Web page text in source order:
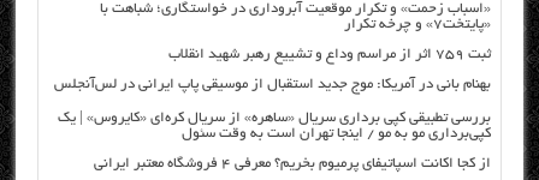
«اسباب زحمت» و تکرار موقعیت آبروداری در خواستگاری؛ شباهت با
«پایتخت۷» و چرخه تکرار
ثبت ۷۵۹ اثر از مراسم وداع و تشییع رهبر شهید انقلاب
بهنام بانی در آمریکا: موج جدید استقبال از موسیقی پاپ ایرانی در لس‌آنجلس
بررسی تطبیقی کپی برداری سریال «ساهره» از سریال کره‌ای «کایروس» | یک
کپی‌برداری مو به مو / اینجا تهران است به وقت سئول
از کجا اکانت اسپاتیفای پرمیوم بخریم؟ معرفی ۴ فروشگاه معتبر ایرانی